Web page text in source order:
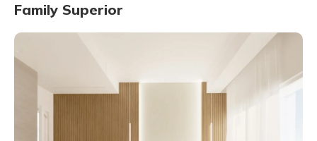
Family Superior